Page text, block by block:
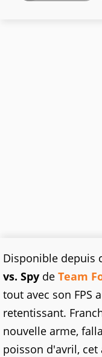
Disponible depuis
vs. Spy de Team
tout avec son FPS
retentissant.
nouvelle arme,
poisson d'avril,